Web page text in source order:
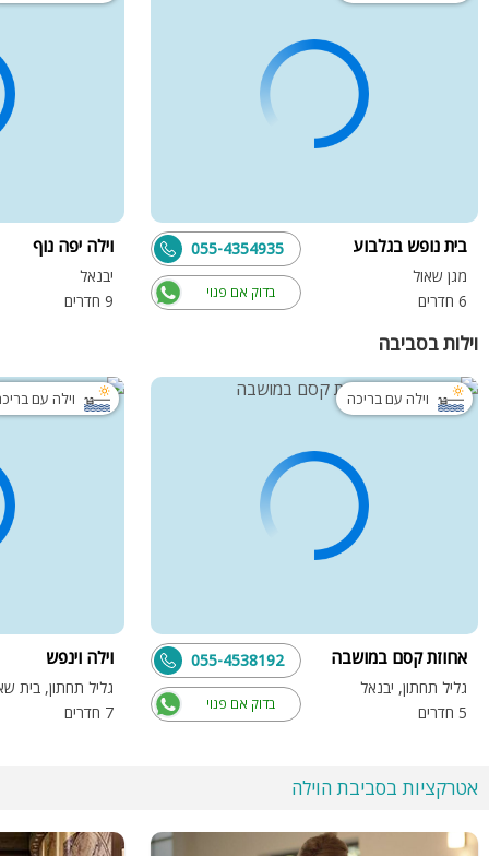
בית נופש בגלבוע
מגן שאול
6 חדרים
בדוק אם פנוי
055-4354935 וילה יפה נוף
יבנאל
9 חדרים
וילות בסביבה
וילה עם בריכה
אחוזת קסם במושבה
גליל תחתון, יבנאל
5 חדרים
בדוק אם פנוי
055-4538192
וילה עם
וילה וינפש
גליל תחתון, בית
7 חדרים
אטרקציות בסביבת הוילה